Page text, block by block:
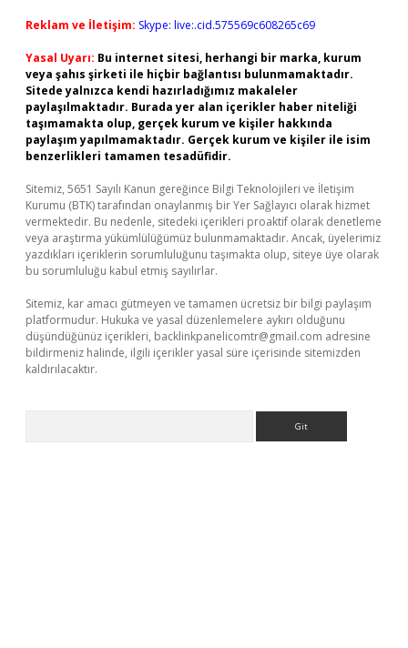
Reklam ve İletişim: Skype: live:.cid.575569c608265c69
Yasal Uyarı: Bu internet sitesi, herhangi bir marka, kurum
veya şahıs şirketi ile hiçbir bağlantısı bulunmamaktadır.
Sitede yalnızca kendi hazırladığımız makaleler
paylaşılmaktadır. Burada yer alan içerikler haber niteliği
taşımamakta olup, gerçek kurum ve kişiler hakkında
paylaşım yapılmamaktadır. Gerçek kurum ve kişiler ile isim
benzerlikleri tamamen tesadüfidir.
Sitemiz, 5651 Sayılı Kanun gereğince Bilgi Teknolojileri ve İletişim
Kurumu (BTK) tarafından onaylanmış bir Yer Sağlayıcı olarak hizmet
vermektedir. Bu nedenle, sitedeki içerikleri proaktif olarak denetleme
veya araştırma yükümlülüğümüz bulunmamaktadır. Ancak, üyelerimiz
yazdıkları içeriklerin sorumluluğunu taşımakta olup, siteye üye olarak
bu sorumluluğu kabul etmiş sayılırlar.
Sitemiz, kar amacı gütmeyen ve tamamen ücretsiz bir bilgi paylaşım
platformudur. Hukuka ve yasal düzenlemelere aykırı olduğunu
düşündüğünüz içerikleri, backlinkpanelicomtr@gmail.com adresine
bildirmeniz halinde, ilgili içerikler yasal süre içerisinde sitemizden
kaldırılacaktır.